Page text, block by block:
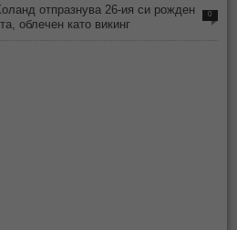
отпразнува 26-ия си рожден
облечен като викинг
0